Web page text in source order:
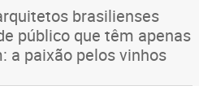
brasilienses
público que têm apenas
a paixão pelos vinhos